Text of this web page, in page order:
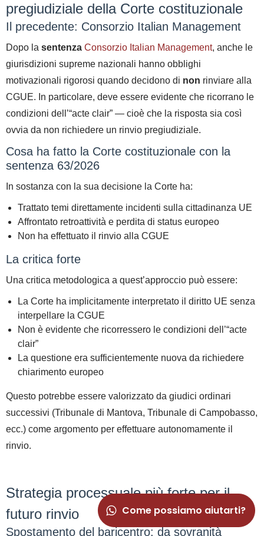
pregiudiziale della Corte costituzionale
Il precedente: Consorzio Italian Management
Dopo la sentenza Consorzio Italian Management, anche le
giurisdizioni supreme nazionali hanno obblighi
motivazionali rigorosi quando decidono di non rinviare alla
CGUE. In particolare, deve essere evidente che ricorrano le
condizioni dell’“acte clair” — cioè che la risposta sia così
ovvia da non richiedere un rinvio pregiudiziale.
Cosa ha fatto la Corte costituzionale con la
sentenza 63/2026
In sostanza con la sua decisione la Corte ha:
Trattato temi direttamente incidenti sulla cittadinanza UE
Affrontato retroattività e perdita di status europeo
Non ha effettuato il rinvio alla CGUE
La critica forte
Una critica metodologica a quest’approccio può essere:
La Corte ha implicitamente interpretato il diritto UE senza
interpellare la CGUE
Non è evidente che ricorressero le condizioni dell’“acte
clair”
La questione era sufficientemente nuova da richiedere
chiarimento europeo
Questo potrebbe essere valorizzato da giudici ordinari
successivi (Tribunale di Mantova, Tribunale di Campobasso,
ecc.) come argomento per effettuare autonomamente il
rinvio.
Strategia processuale più forte per il
futuro rinvio
Spostamento del baricentro: da sovranità
Come possiamo aiutarti?